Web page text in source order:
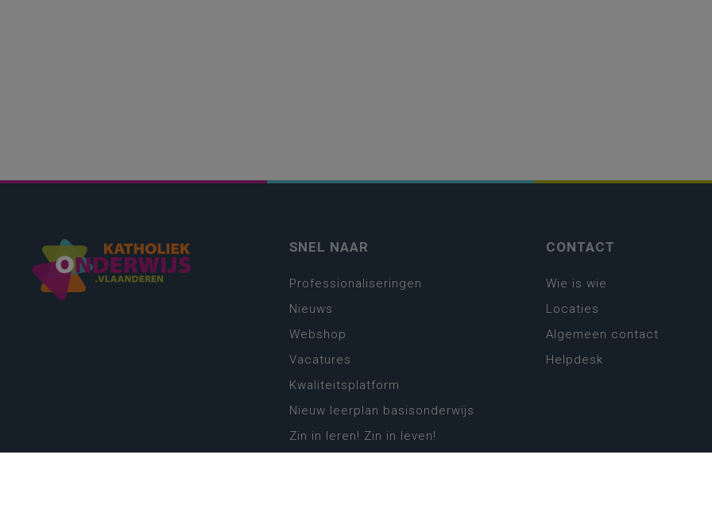
SNEL NAAR
Professionaliseringen
Nieuws
Webshop
Vacatures
Kwaliteitsplatform
Nieuw leerplan basisonderwijs
Zin in leren! Zin in leven!
CONTACT
Wie is wie
Locaties
Algemeen contact
Helpdesk